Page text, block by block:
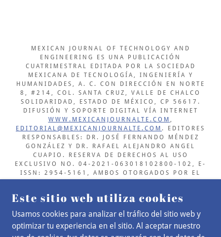
MEXICAN JOURNAL OF TECHNOLOGY AND
ENGINEERING ES UNA PUBLICACIÓN
CUATRIMESTRAL EDITADA POR LA SOCIEDAD
MEXICANA DE TECNOLOGÍA, INGENIERÍA Y
HUMANIDADES, A. C. CON DIRECCIÓN EN NORTE
8, #214, COL. SANTA CRUZ, VALLE DE CHALCO
SOLIDARIDAD, ESTADO DE MÉXICO, CP 56617.
DIFUSIÓN Y SOPORTE DIGITAL VÍA INTERNET
WWW.MEXICANJOURNALTE.COM ,
EDITORIAL@MEXICANJOURNALTE.COM . EDITORES
RESPONSABLES: DR. JOSÉ FERNANDO MÉNDEZ
GONZÁLEZ Y DR. RAFAEL ALEJANDRO ANGEL
CUAPIO. RESERVA DE DERECHOS AL USO
EXCLUSIVO NO. 04-2021-063018102800-102, E-
ISSN: 2954-5161, AMBOS OTORGADOS POR EL
ESTE NÚMERO ES EL DR. JOSÉ FERNANDO MÉNDEZ
RESPONSABILIDAD EXCLUSIVA DE LOS AUTORES Y
NO REFLEJA DE LA MANERA DE PENSAR DEL
CONSEJO Y/O COMITÉ EDITORIAL. EL CONTENIDO
Este sitio web utiliza cookies
Usamos cookies para analizar el tráfico del sitio web y
optimizar tu experiencia en el sitio. Al aceptar nuestro